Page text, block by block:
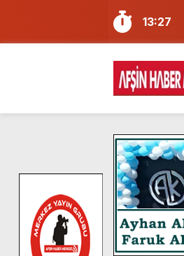
13:27
11:22
8:06
14:05
7:39
7:27
13:57
10:34
16:48
16:10